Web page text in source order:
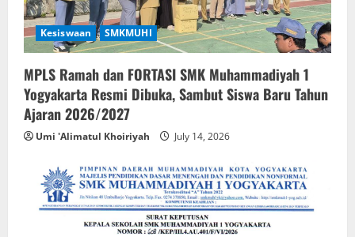
Kesiswaan SMKMUHI
MPLS Ramah dan FORTASI SMK Muhammadiyah 1
Yogyakarta Resmi Dibuka, Sambut Siswa Baru Tahun
Ajaran 2026/2027
Umi 'Alimatul Khoiriyah July 14, 2026